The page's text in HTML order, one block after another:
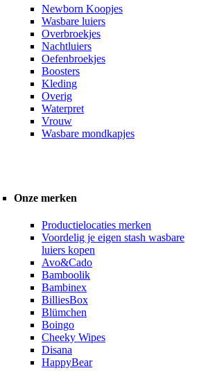
Newborn Koopjes
Wasbare luiers
Overbroekjes
Nachtluiers
Oefenbroekjes
Boosters
Kleding
Overig
Waterpret
Vrouw
Wasbare mondkapjes
Onze merken
Productielocaties merken
Voordelig je eigen stash wasbare
luiers kopen
Avo&Cado
Bamboolik
Bambinex
BilliesBox
Blümchen
Boingo
Cheeky Wipes
Disana
HappyBear